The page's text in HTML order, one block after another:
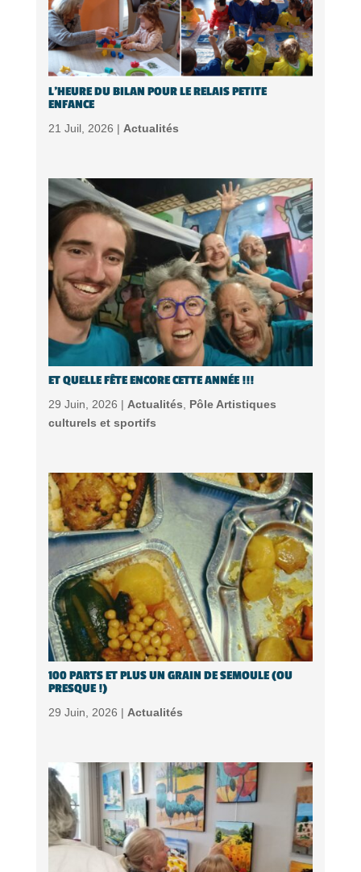
L’HEURE DU BILAN POUR LE RELAIS PETITE
ENFANCE
21 Juil, 2026 | Actualités
ET QUELLE FÊTE ENCORE CETTE ANNÉE !!!
29 Juin, 2026 | Actualités, Pôle Artistiques
culturels et sportifs
100 PARTS ET PLUS UN GRAIN DE SEMOULE (OU
PRESQUE !)
29 Juin, 2026 | Actualités